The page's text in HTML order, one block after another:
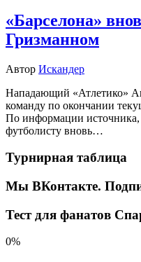
«Барселона»
Гризманном
Автор Искандер
Нападающий «Атлетико»
команду по окончании
По информации источника,
футболисту вновь…
Турнирная таблица
Мы ВКонтакте.
Тест для фанатов
0%